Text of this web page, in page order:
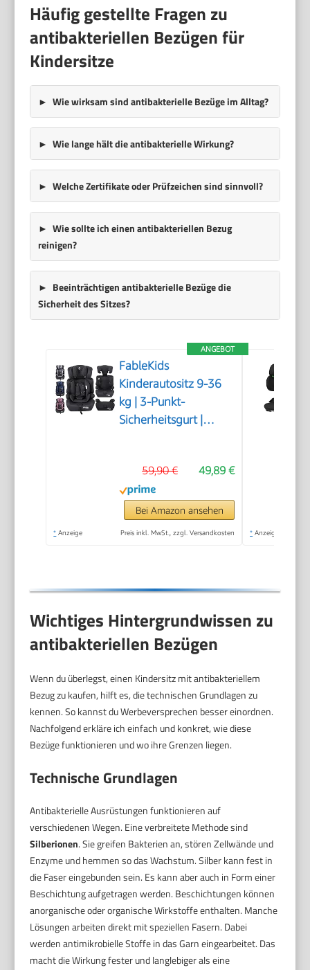
Häufig gestellte Fragen zu
antibakteriellen Bezügen für
Kindersitze
Wie wirksam sind antibakterielle Bezüge im Alltag?
Wie lange hält die antibakterielle Wirkung?
Welche Zertifikate oder Prüfzeichen sind sinnvoll?
Wie sollte ich einen antibakteriellen Bezug
reinigen?
Beeinträchtigen antibakterielle Bezüge die
Sicherheit des Sitzes?
ANGEBOT
FableKids
Kinderautositz 9-36
kg | 3-Punkt-
Sicherheitsgurt |
Kinder 76-150 cm |
Kindersitz einstellbare
Kopfstütze ECE
R129/03 | Verstellbar
49,89 €
59,90 €
Bei Amazon ansehen
* Anzeige Preis inkl. MwSt., zzgl. Versandkosten * Anzeige
Wichtiges Hintergrundwissen zu
antibakteriellen Bezügen
Wenn du überlegst, einen Kindersitz mit antibakteriellem
Bezug zu kaufen, hilft es, die technischen Grundlagen zu
kennen. So kannst du Werbeversprechen besser einordnen.
Nachfolgend erkläre ich einfach und konkret, wie diese
Bezüge funktionieren und wo ihre Grenzen liegen.
Technische Grundlagen
Antibakterielle Ausrüstungen funktionieren auf
verschiedenen Wegen. Eine verbreitete Methode sind
Silberionen. Sie greifen Bakterien an, stören Zellwände und
Enzyme und hemmen so das Wachstum. Silber kann fest in
die Faser eingebunden sein. Es kann aber auch in Form einer
Beschichtung aufgetragen werden. Beschichtungen können
anorganische oder organische Wirkstoffe enthalten. Manche
Lösungen arbeiten direkt mit speziellen Fasern. Dabei
werden antimikrobielle Stoffe in das Garn eingearbeitet. Das
macht die Wirkung fester und langlebiger als eine